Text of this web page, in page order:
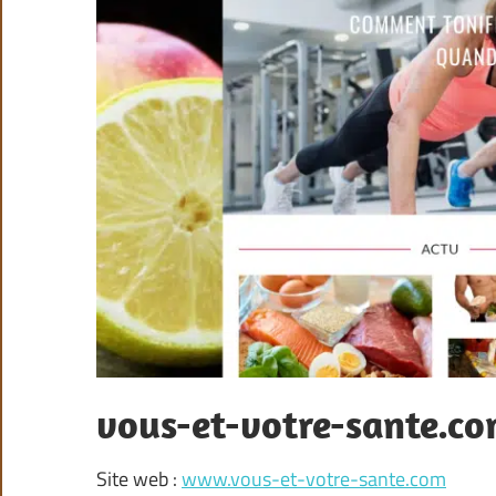
vous-et-votre-
Site web :www.vous-et-votre-sante.com